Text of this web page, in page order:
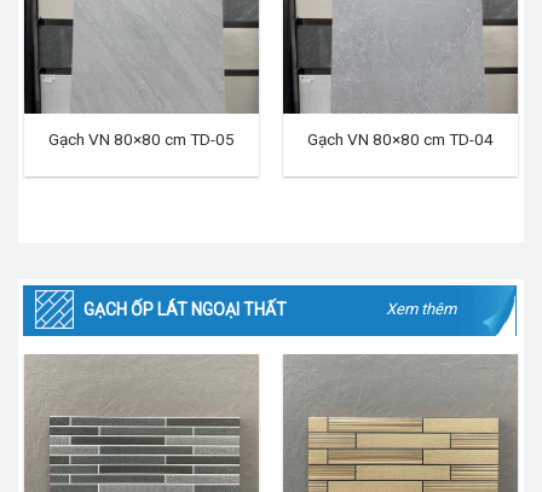
Gạch VN 80×80 cm TD-05 Gạch VN 80×80 cm TD-04
GẠCH ỐP LÁT NGOẠI THẤT Xem thêm